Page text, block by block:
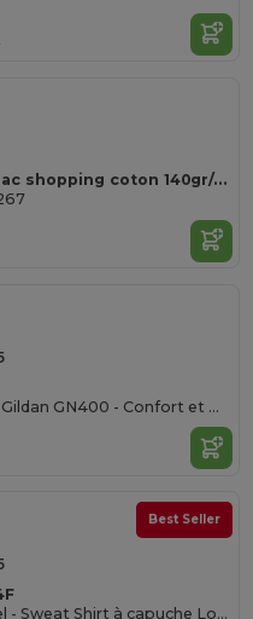
COTTONEL + Sac shopping coton 140gr/m²
T-shirt Homme Gildan GN400 - Confort et Qualité Supérieure
Best Seller
Radsow Apparel - Sweat Shirt à capuche London pour femmes